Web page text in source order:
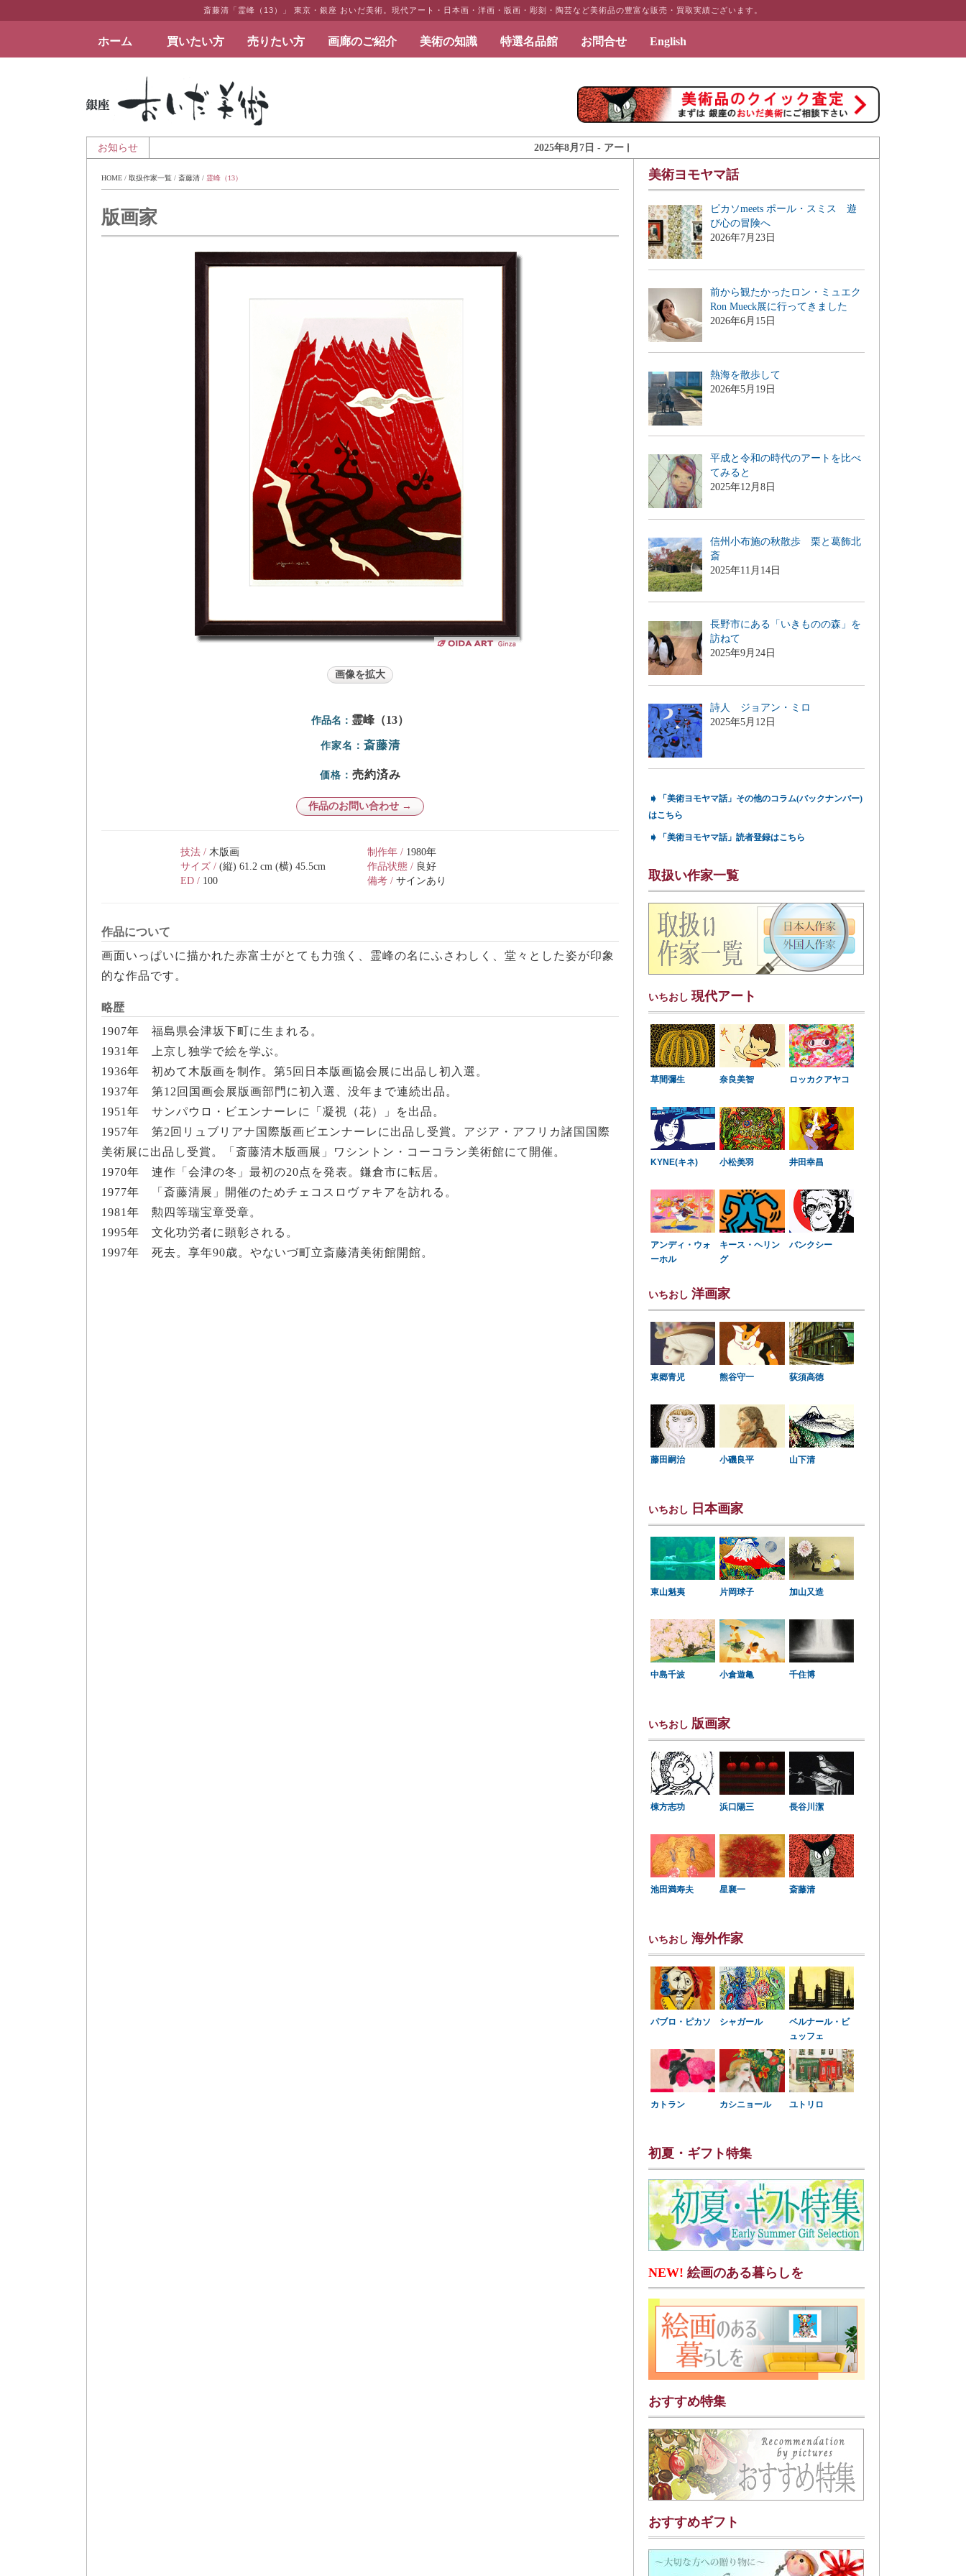
斎藤清「霊峰（13）」 東京・銀座 おいだ美術。現代アート・日本画・洋画・版画・彫刻・陶芸など美術品の豊富な販売・買取実績ございます。
ホーム 買いたい方 売りたい方 画廊のご紹介 美術の知識 特選名品館 お問合せ English
絵画など美術品の販売と買取 | 東京・銀座 おいだ美術
お知らせ
- 夏季休業のお知らせ 2025年8月7日 - アートとインテリアのギャラリーページ「絵画のある暮らしを」を公開致しました
HOME / 取扱作家一覧 / 斎藤清 / 霊峰（13）
版画家
画像を拡大
作品名： 霊峰（13）
作家名：斎藤清
価格： 売約済み
作品のお問い合わせ →
技法 / 木版画
サイズ / (縦) 61.2 cm (横) 45.5cm
ED / 100
制作年 / 1980年
作品状態 / 良好
備考 / サインあり
作品について
画面いっぱいに描かれた赤富士がとても力強く、霊峰の名にふさわしく、堂々とした姿が印象
的な作品です。
略歴
1907年 福島県会津坂下町に生まれる。
1931年 上京し独学で絵を学ぶ。
1936年 初めて木版画を制作。第5回日本版画協会展に出品し初入選。
1937年 第12回国画会展版画部門に初入選、没年まで連続出品。
1951年 サンパウロ・ビエンナーレに「凝視（花）」を出品。
1957年 第2回リュブリアナ国際版画ビエンナーレに出品し受賞。アジア・アフリカ諸国国際
美術展に出品し受賞。「斎藤清木版画展」ワシントン・コーコラン美術館にて開催。
1970年 連作「会津の冬」最初の20点を発表。鎌倉市に転居。
1977年 「斎藤清展」開催のためチェコスロヴァキアを訪れる。
1981年 勲四等瑞宝章受章。
1995年 文化功労者に顕彰される。
1997年 死去。享年90歳。やないづ町立斎藤清美術館開館。
美術ヨモヤマ話
ピカソmeets ポール・スミス 遊
び心の冒険へ
2026年7月23日
前から観たかったロン・ミュエク
Ron Mueck展に行ってきました
2026年6月15日
熱海を散歩して
2026年5月19日
平成と令和の時代のアートを比べ
てみると
2025年12月8日
信州小布施の秋散歩 栗と葛飾北
斎
2025年11月14日
長野市にある「いきものの森」を
訪ねて
2025年9月24日
詩人 ジョアン・ミロ
2025年5月12日
➧
「美術ヨモヤマ話」その他のコラム(バックナンバー)
はこちら
➧ 「美術ヨモヤマ話」読者登録はこちら
取扱い作家一覧
いちおし 現代アート
草間彌生 奈良美智 ロッカクアヤコ
KYNE(キネ) 小松美羽 井田幸昌
アンディ・ウォ
ーホル
キース・ヘリン
グ
バンクシー
いちおし 洋画家
東郷青児 熊谷守一 荻須高徳
藤田嗣治 小磯良平 山下清
いちおし 日本画家
東山魁夷 片岡球子 加山又造
中島千波 小倉遊亀 千住博
いちおし 版画家
棟方志功 浜口陽三 長谷川潔
池田満寿夫 星襄一 斎藤清
いちおし 海外作家
パブロ・ピカソ シャガール
ベルナール・ビ
ュッフェ
カトラン カシニョール ユトリロ
初夏・ギフト特集
NEW! 絵画のある暮らしを
おすすめ特集
おすすめギフト